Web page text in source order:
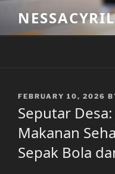
content
POSTED
FEBRUARY 10, 2026
Seputar
Makanan
Sepak Bola